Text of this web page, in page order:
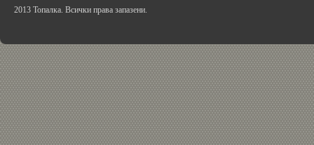
2013 Топалка. Всички права запазени.